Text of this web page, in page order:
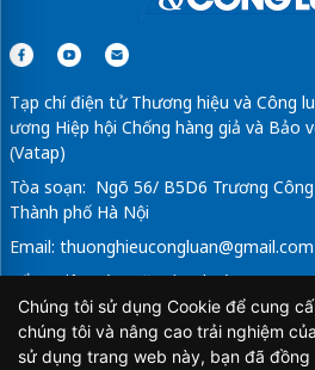
Tạp chí điện tử Thương hiệu và Công
ương Hiệp hội Chống hàng giả và Bảo
(Vatap)
Tòa soạn: Ngõ 56/ B5D6 Trương Công
Thành phố Hà Nội
Email: thuonghieucongluan@gmail.com
Tổng Biên Tập: Vũ Đức Thuận
Giấy phép hoạt động báo chí điện tử
Thông tin và Truyền thông cấp ngày
Chúng tôi sử dụng Cookie để cung
chúng tôi và nâng cao trải nghiệm
sử dụng trang web này, bạn đã đồng